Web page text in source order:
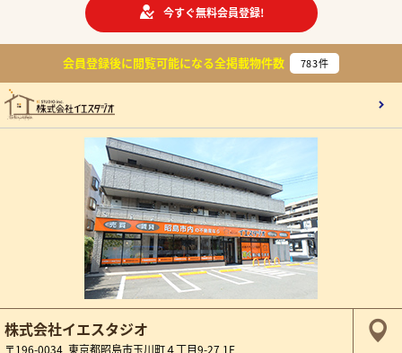
今すぐ無料会員登録!
会員登録後に閲覧可能になる全掲載物件数 783件
株式会社イエスタジオ
〒196-0034 東京都昭島市玉川町４丁目9-27 1F